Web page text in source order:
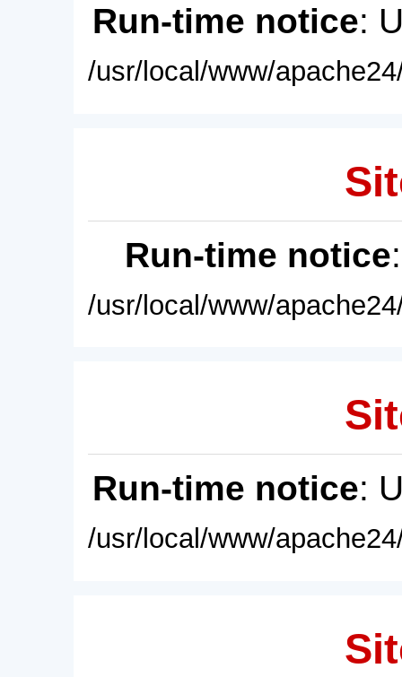
Run-time notice:
/usr/local/www/
Run-time notice
/usr/local/www/
Run-time notice:
/usr/local/www/